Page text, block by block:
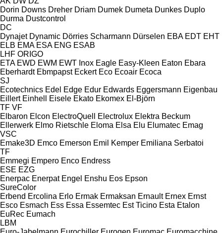
Dorin Downs Dreher Driam Dumek Dumeta Dunkes Duplo
Durma Dustcontrol
DC
Dynajet Dynamic Dörries Scharmann Dürselen EBA EDT EHT
ELB EMA ESA ENG ESAB
LHF ORIGO
ETA EWD EWM EWT Inox Eagle Easy-Kleen Eaton Ebara
Eberhardt Ebmpapst Eckert Eco Ecoair Ecoca
SJ
Ecotechnics Edel Edge Edur Edwards Eggersmann Eigenbau
Eillert Einhell Eisele Ekato Ekomex El-Björn
TF VF
Elbaron Elcon ElectroQuell Electrolux Elektra Beckum
Ellerwerk Elmo Rietschle Eloma Elsa Elu Elumatec Emag
VSC
Emake3D Emco Emerson Emil Kemper Emiliana Serbatoi
TF
Emmegi Empero Enco Endress
ESE EZG
Enerpac Enerpat Engel Enshu Eos Epson
SureColor
Erbend Ercolina Erlo Ermak Ermaksan Ernault Ernex Ernst
Esco Esmach Ess Essa Essemtec Est Ticino Esta Etalon
EuRec Eumach
LBM